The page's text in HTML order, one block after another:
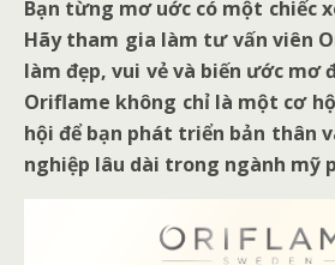
Bạn từng mơ uớc có một chiếc
Hãy tham gia làm tư vấn viên
làm đẹp, vui vẻ và biến ước mơ
Oriflame không chỉ là một cơ
hội để bạn phát triển bản thân
nghiệp lâu dài trong ngành mỹ